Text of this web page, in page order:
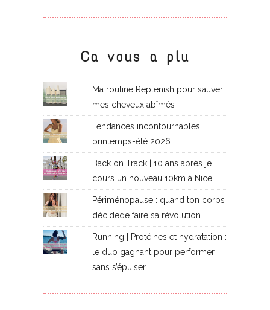
Ca vous a plu
Ma routine Replenish pour sauver
mes cheveux abîmés
Tendances incontournables
printemps-été 2026
Back on Track | 10 ans après je
cours un nouveau 10km à Nice
Périménopause : quand ton corps
décidede faire sa révolution
Running | Protéines et hydratation :
le duo gagnant pour performer
sans s’épuiser